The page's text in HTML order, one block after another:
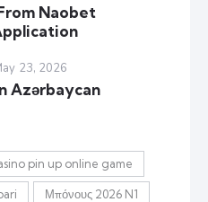
Naobet
23, 2026
Azərbaycan
pin up online game
Μπόνους 2026 N1